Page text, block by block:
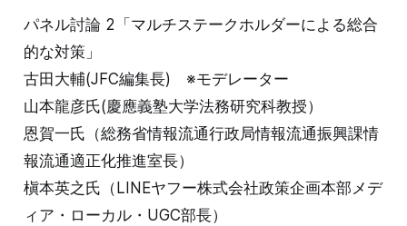
パネル討論 2「マルチステークホルダーによる総合
的な対策」
古田大輔(JFC編集長) ※モデレーター
山本龍彦氏(慶應義塾大学法務研究科教授）
恩賀一氏（総務省情報流通行政局情報流通振興課情
報流通適正化推進室長）
槇本英之氏（LINEヤフー株式会社政策企画本部メデ
ィア・ローカル・UGC部長）